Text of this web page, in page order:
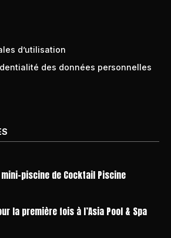
d’utilisation
des données personnelles
piscine de Cocktail Piscine
la première fois à l’Asia Pool & Spa